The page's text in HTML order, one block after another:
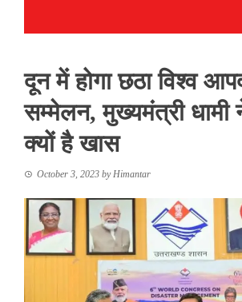
दून में होगा छठा विश्व
सम्मेलन, मुख्यमंत्री धामी
क्यों है खास
October 3, 2023 byHimantar